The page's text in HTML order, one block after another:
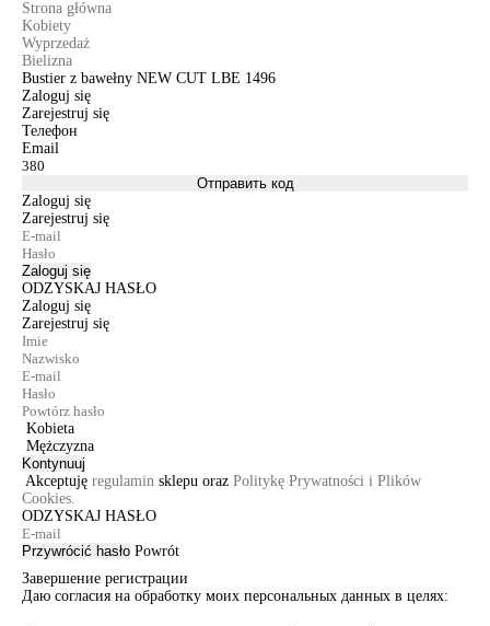
Strona główna
Kobiety
Wyprzedaż
Bielizna
Bustier z bawełny NEW CUT LBE 1496
Zaloguj się
Zarejestruj się
Телефон
Email
Отправить код
Zaloguj się
Zarejestruj się
Zaloguj się
ODZYSKAJ HASŁO
Zaloguj się
Zarejestruj się
Kobieta
Mężczyzna
Kontynuuj
Akceptuję regulamin sklepu oraz Politykę Prywatności i Plików
Cookies.
ODZYSKAJ HASŁO
Przywrócić hasło Powrót
Завершение регистрации
Даю согласия на обработку моих персональных данных в целях: